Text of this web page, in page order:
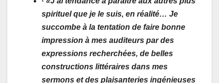
spirituel que je le suis, en réalité… Je
succombe à la tentation de faire bonne
impression à mes auditeurs par des
expressions recherchées, de belles
constructions littéraires dans mes
sermons et des plaisanteries ingénieuses